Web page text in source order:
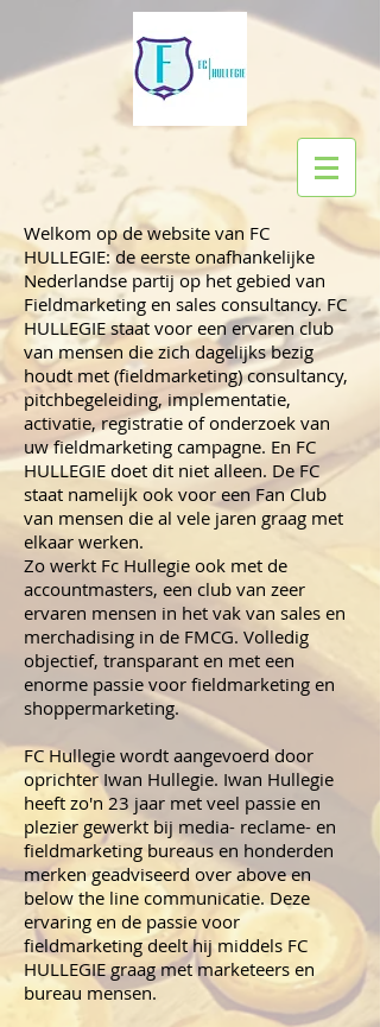
Welkom op de website van FC
HULLEGIE: de eerste onafhankelijke
Nederlandse partij op het gebied van
Fieldmarketing en sales consultancy. FC
HULLEGIE staat voor een ervaren club
van mensen die zich dagelijks bezig
houdt met (fieldmarketing) consultancy,
pitchbegeleiding, implementatie,
activatie, registratie of onderzoek van
uw fieldmarketing campagne. En FC
HULLEGIE doet dit niet alleen. De FC
staat namelijk ook voor een Fan Club
van mensen die al vele jaren graag met
elkaar werken.
Zo werkt Fc Hullegie ook met de
accountmasters, een club van zeer
ervaren mensen in het vak van sales en
merchadising in de FMCG. Volledig
objectief, transparant en met een
enorme passie voor fieldmarketing en
shoppermarketing.
FC Hullegie wordt aangevoerd door
oprichter Iwan Hullegie. Iwan Hullegie
heeft zo'n 23 jaar met veel passie en
plezier gewerkt bij media- reclame- en
fieldmarketing bureaus en honderden
merken geadviseerd over above en
below the line communicatie. Deze
ervaring en de passie voor
fieldmarketing deelt hij middels FC
HULLEGIE graag met marketeers en
bureau mensen.